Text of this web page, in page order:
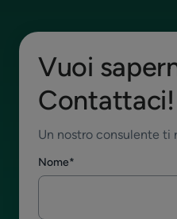
Vuoi
Contattaci!
Un nostro consulente ti
Nome*